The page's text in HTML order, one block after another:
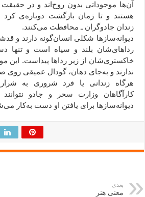
آن‌ها موجوداتی بدون روح‌اند و در
هستند و تا زمان بازگشت دوباره‌ی کرد
زندان جادوگران ـ محافظت می‌کنند.
دیوانه‌سازها شکلی انسان‌گونه دارند و
رداهای‌شان بلند و سیاه است و تنها
خاکستری‌شان از زیر رداها پیداست. این
ندارند و به‌جای دهان، گودال عمیقی
هرگاه زندانی یا فرد شروری به
کارآگاهان وزارت سحر و جادو نتوانند
دیوانه‌سازها برای یافتن او دست به‌کار
بعدی
معنی هنر